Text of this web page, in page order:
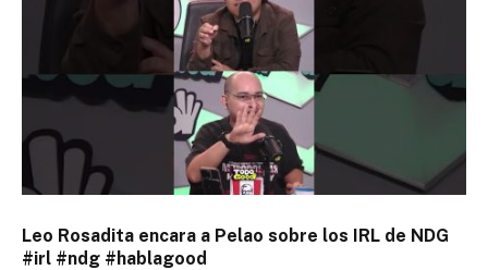
Leo Rosadita encara a Pelao sobre los IRL de NDG
#irl #ndg #hablagood